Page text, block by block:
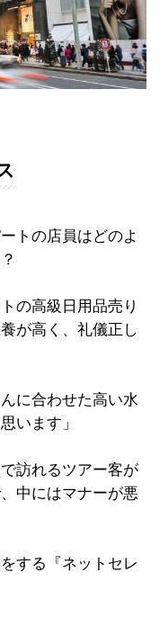
トの店員はどのよ
の高級日用品売り
が高く、礼儀正し
に合わせた高い水
います」
訪れるツアー客が
中にはマナーが悪
する『ネットセレ